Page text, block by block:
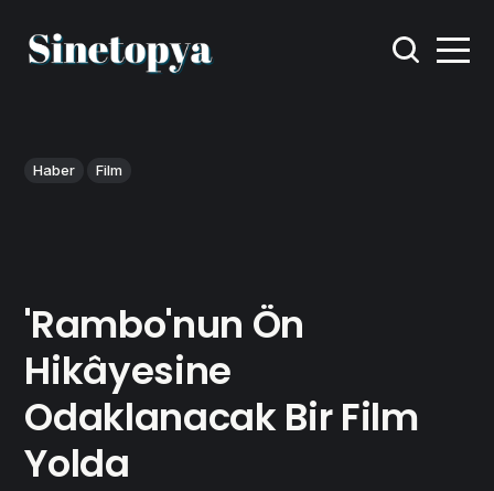
Haber Film
'Rambo'nun Ön
Hikâyesine
Odaklanacak Bir Film
Yolda